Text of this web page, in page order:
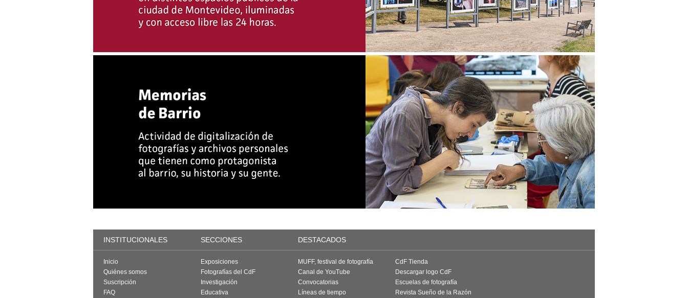
INSTITUCIONALES SECCIONES DESTACADOS
Inicio
Quiénes somos
Suscripción
FAQ
Exposiciones
Fotografías del CdF
Investigación
Educativa
MUFF, festival de fotografía
Canal de YouTube
Convocatorias
Líneas de tiempo
CdF Tienda
Descargar logo CdF
Escuelas de fotografía
Revista Sueño de la Razón